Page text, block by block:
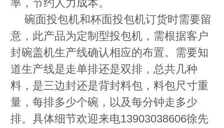
率，节约人力成本。
碗面投包机和杯面投包机订货时需要留
意，此产品为定制型投包机，需根据客户
封碗盖机生产线确认相应的布置。需要知
道生产线是走单排还是双排，总共几种
料，是三边封还是背封料包，料包尺寸重
量，每排多少个碗，以及每分钟走多少
排。具体细节欢迎来电13903038606徐先